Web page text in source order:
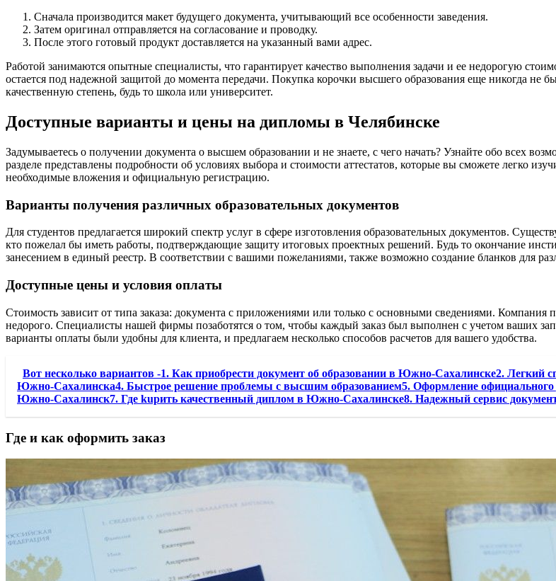
Сначала производится макет будущего документа, учитывающий все особенности заведения.
Затем оригинал отправляется на согласование и проводку.
После этого готовый продукт доставляется на указанный вами адрес.
Работой занимаются опытные специалисты, что гарантирует качество выполнения задачи и ее недорогую
остается под надежной защитой до момента передачи. Покупка корочки высшего образования еще никогда не
качественную степень, будь то школа или университет.
Доступные варианты и цены на дипломы в Челябинске
Задумываетесь о получении документа о высшем образовании и не знаете, с чего начать? Узнайте обо всех
разделе представлены подробности об условиях выбора и стоимости аттестатов, которые вы сможете легко
необходимые вложения и официальную регистрацию.
Варианты получения различных образовательных документов
Для студентов предлагается широкий спектр услуг в сфере изготовления образовательных документов.
кто пожелал бы иметь работы, подтверждающие защиту итоговых проектных решений. Будь то окончание
занесением в единый реестр. В соответствии с вашими пожеланиями, также возможно создание бланков для
Доступные цены и условия оплаты
Стоимость зависит от типа заказа: документа с приложениями или только с основными сведениями.
недорого. Специалисты нашей фирмы позаботятся о том, чтобы каждый заказ был выполнен с учетом ваших
варианты оплаты были удобны для клиента, и предлагаем несколько способов расчетов для вашего удобства.
Вот несколько вариантов -1. Как приобрести документ об образовании в Южно-Сахалинске2. Легкий
Южно-Сахалинска4. Быстрое решение проблемы с высшим образованием5. Оформление официального
Южно-Сахалинск7. Где kupить качественный диплом в Южно-Сахалинске8. Надежный сервис
Где и как оформить заказ